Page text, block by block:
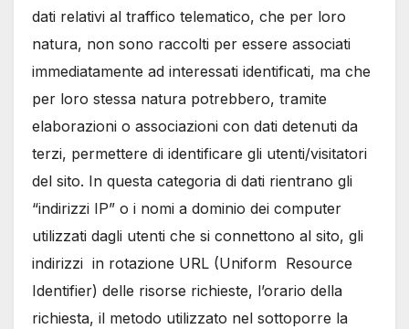
dati relativi al traffico telematico, che per loro
natura, non sono raccolti per essere associati
immediatamente ad interessati identificati, ma che
per loro stessa natura potrebbero, tramite
elaborazioni o associazioni con dati detenuti da
terzi, permettere di identificare gli utenti/visitatori
del sito. In questa categoria di dati rientrano gli
“indirizzi IP” o i nomi a dominio dei computer
utilizzati dagli utenti che si connettono al sito, gli
indirizzi in rotazione URL (Uniform Resource
Identifier) delle risorse richieste, l’orario della
richiesta, il metodo utilizzato nel sottoporre la